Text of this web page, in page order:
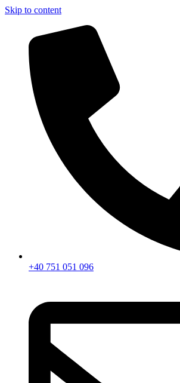
Skip to content
+40 751 051 096